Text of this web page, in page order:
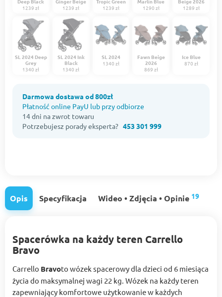
1239 zł
1239 zł
1239 zł
1290 zł
1289 zł
SL 2024 Deep
Grey
1340 zł
SL 2024 Ink
Black
1340 zł
SL 2024
1340 zł
Fawn Beige
2026
869 zł
Ice Blue
870 zł
Darmowa dostawa od 800zł
Płatność online PayU lub przy odbiorze
14 dni na zwrot towaru
Potrzebujesz porady eksperta? 453 301 999
Opis Specyfikacja Wideo • Zdjęcia • Opinie 19
Spacerówka na każdy teren Carrello
Bravo
Carrello Bravoto wózek spacerowy dla dzieci od 6 miesiąca
życia do maksymalnej wagi 22 kg. Wózek na każdy teren
zapewniający komfortowe użytkowanie w każdych